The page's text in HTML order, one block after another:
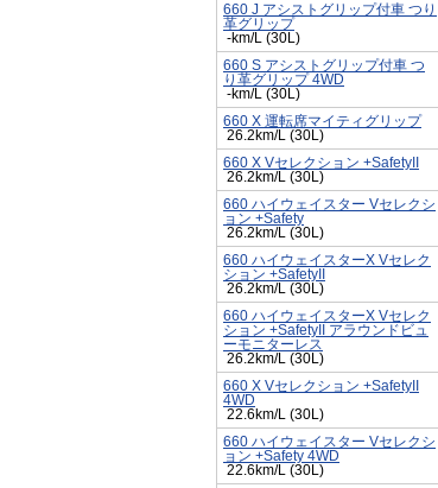
660 J アシストグリップ付車 つり
革グリップ
-km/L (30L)
660 S アシストグリップ付車 つ
り革グリップ 4WD
-km/L (30L)
660 X 運転席マイティグリップ
26.2km/L (30L)
660 X Vセレクション +SafetyII
26.2km/L (30L)
660 ハイウェイスター Vセレクシ
ョン +Safety
26.2km/L (30L)
660 ハイウェイスターX Vセレク
ション +SafetyII
26.2km/L (30L)
660 ハイウェイスターX Vセレク
ション +SafetyII アラウンドビュ
ーモニターレス
26.2km/L (30L)
660 X Vセレクション +SafetyII
4WD
22.6km/L (30L)
660 ハイウェイスター Vセレクシ
ョン +Safety 4WD
22.6km/L (30L)